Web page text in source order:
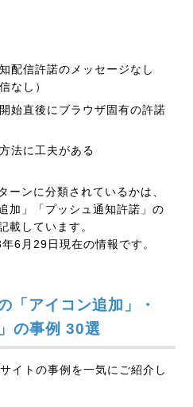
配信許諾のメッセージなし
なし）
始直後にブラウザ固有の許諾
法に工夫がある
ーンに分類されているかは、
加」「プッシュ通知許諾」の
載しています。
6月29日現在の情報です。
「アイコン追加」・
の事例 30選
イトの事例を一気にご紹介し